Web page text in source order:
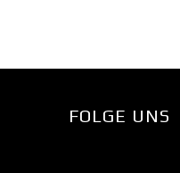
FOLGE UNS